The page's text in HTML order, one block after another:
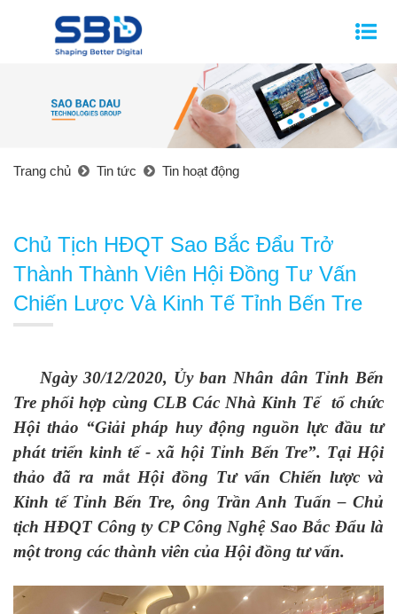
Trang chủ Tin tức Tin hoạt động
Chủ Tịch HĐQT Sao Bắc Đẩu Trở
Thành Thành Viên Hội Đồng Tư Vấn
Chiến Lược Và Kinh Tế Tỉnh Bến Tre
Ngày 30/12/2020, Ủy ban Nhân dân Tỉnh Bến
Tre phối hợp cùng CLB Các Nhà Kinh Tế tổ chức
Hội thảo “Giải pháp huy động nguồn lực đầu tư
phát triển kinh tế - xã hội Tỉnh Bến Tre”. Tại Hội
thảo đã ra mắt Hội đồng Tư vấn Chiến lược và
Kinh tế Tỉnh Bến Tre, ông Trần Anh Tuấn – Chủ
tịch HĐQT Công ty CP Công Nghệ Sao Bắc Đẩu là
một trong các thành viên của Hội đồng tư vấn.